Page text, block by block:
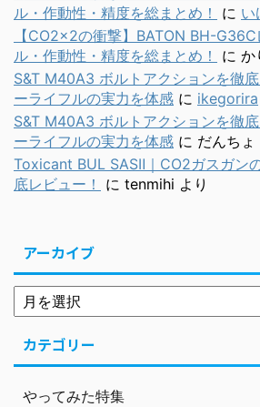
ル・作動性・精度を総まとめ！
に い
【CO2×2の衝撃】BATON BH-
ル・作動性・精度を総まとめ！
に か
S&T M40A3 ボルトアクションを徹
ーライフルの実力を体感 に ikegorira
S&T M40A3 ボルトアクションを徹
ーライフルの実力を体感 に だんちょ
Toxicant BUL SASⅡ｜CO2ガスガン
底レビュー！
に tenmihi より
アーカイブ
カテゴリー
やってみた特集